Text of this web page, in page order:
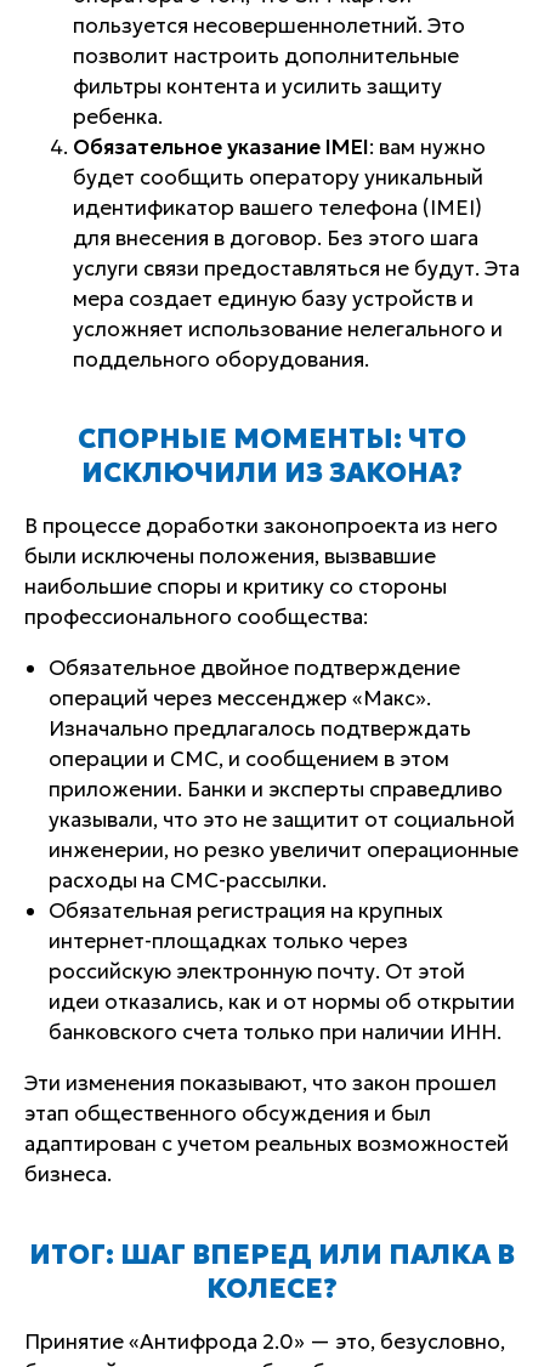
пользуется несовершеннолетний. Это
позволит настроить дополнительные
фильтры контента и усилить защиту
ребенка.
Обязательное указание IMEI: вам нужно
будет сообщить оператору уникальный
идентификатор вашего телефона (IMEI)
для внесения в договор. Без этого шага
услуги связи предоставляться не будут. Эта
мера создает единую базу устройств и
усложняет использование нелегального и
поддельного оборудования.
СПОРНЫЕ МОМЕНТЫ: ЧТО
ИСКЛЮЧИЛИ ИЗ ЗАКОНА?
В процессе доработки законопроекта из него
были исключены положения, вызвавшие
наибольшие споры и критику со стороны
профессионального сообщества:
Обязательное двойное подтверждение
операций через мессенджер «Макс».
Изначально предлагалось подтверждать
операции и СМС, и сообщением в этом
приложении. Банки и эксперты справедливо
указывали, что это не защитит от социальной
инженерии, но резко увеличит операционные
расходы на СМС-рассылки.
Обязательная регистрация на крупных
интернет-площадках только через
российскую электронную почту. От этой
идеи отказались, как и от нормы об открытии
банковского счета только при наличии ИНН.
Эти изменения показывают, что закон прошел
этап общественного обсуждения и был
адаптирован с учетом реальных возможностей
бизнеса.
ИТОГ: ШАГ ВПЕРЕД ИЛИ ПАЛКА В
КОЛЕСЕ?
Принятие «Антифрода 2.0» — это, безусловно,